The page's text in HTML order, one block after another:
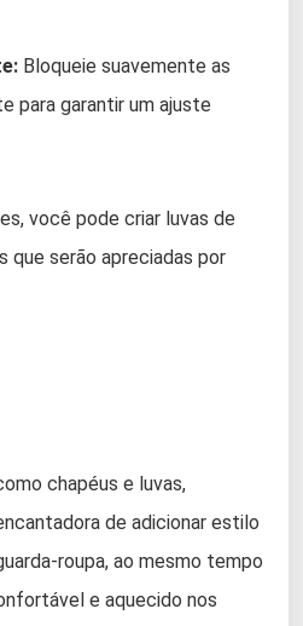
Bloqueie suavemente as
para garantir um ajuste
você pode criar luvas de
que serão apreciadas por
chapéus e luvas,
de adicionar estilo
roupa, ao mesmo tempo
e aquecido nos